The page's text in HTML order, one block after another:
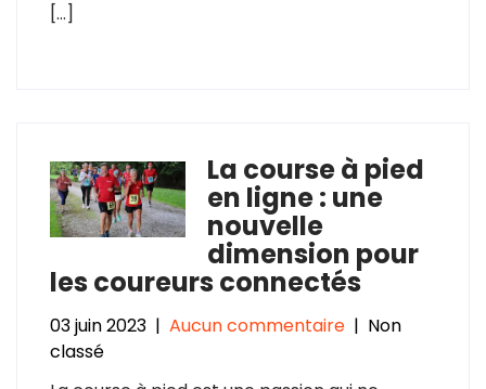
[…]
La course à pied
en ligne : une
nouvelle
dimension pour
les coureurs connectés
03 juin 2023 | Aucun commentaire | Non
classé